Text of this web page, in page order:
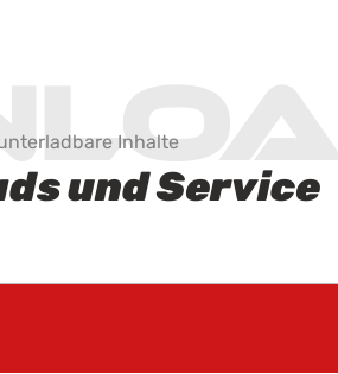
Inhalte
und Service